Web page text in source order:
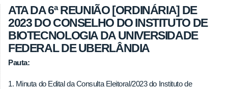
ATA DA 6ª REUNIÃO [ORDINÁRIA] DE
2023 DO CONSELHO DO INSTITUTO DE
BIOTECNOLOGIA DA UNIVERSIDADE
FEDERAL DE UBERLÂNDIA
Pauta:
1. Minuta do Edital da Consulta Eleitoral/2023 do Instituto de